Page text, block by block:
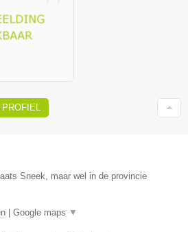
Sneek, maar wel in de provincie
Google maps ▼